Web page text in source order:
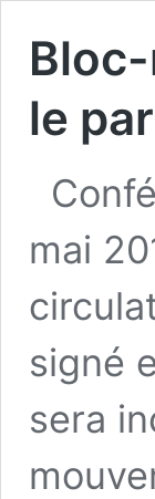
le
mai
signé
sera